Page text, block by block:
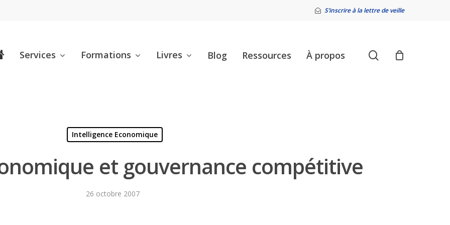
S’inscrire à la lettre de veille
Services Formations Livres Blog Ressources À propos search
Intelligence Economique
et gouvernance compétitive
26 octobre 2007